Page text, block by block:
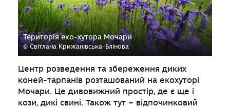
Територія еко-хутора Мочари
© Світлана Крижанівська-Блінова
Центр розведення та збереження диких
коней-тарпанів розташований на екохуторі
Мочари. Це дивовижний простір, де є ще і
кози, дикі свині. Також тут – відпочинковий